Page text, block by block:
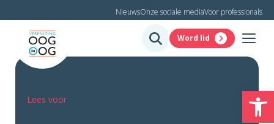
NieuwsOnze sociale mediaVoor professionals
Word lid
Lees voor